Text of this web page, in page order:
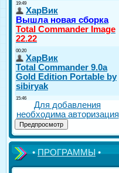
Для добавления
необходима авторизация
•ПРОГРАММЫ•